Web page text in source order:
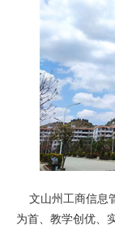
文山州工商信息
为首、教学创优、